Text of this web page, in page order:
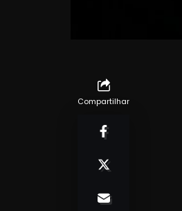
Compartilhar